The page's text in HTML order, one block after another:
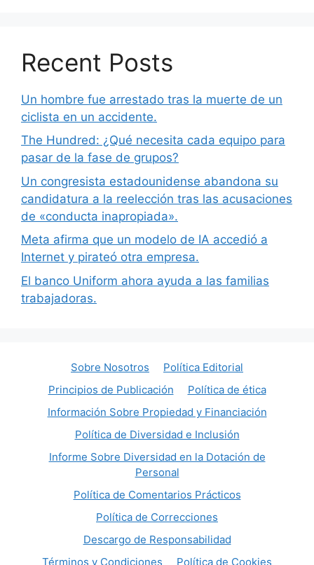
Recent Posts
Un hombre fue arrestado tras la muerte de un
ciclista en un accidente.
The Hundred: ¿Qué necesita cada equipo para
pasar de la fase de grupos?
Un congresista estadounidense abandona su
candidatura a la reelección tras las acusaciones
de «conducta inapropiada».
Meta afirma que un modelo de IA accedió a
Internet y pirateó otra empresa.
El banco Uniform ahora ayuda a las familias
trabajadoras.
Sobre Nosotros
Política Editorial
Principios de Publicación
Política de ética
Información Sobre Propiedad y Financiación
Política de Diversidad e Inclusión
Informe Sobre Diversidad en la Dotación de
Personal
Política de Comentarios Prácticos
Política de Correcciones
Descargo de Responsabilidad
Términos y Condiciones
Política de Cookies